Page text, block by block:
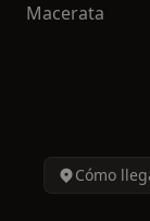
Macerata
Cómo